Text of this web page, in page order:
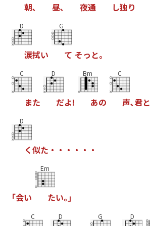
朝､ 昼､ 夜通 し独り
D
涙拭い
G
て そっ と｡
C
また
D
だよ!
Bm
あの
C
声､君と
D
く似た ・ ・ ・ ・ ・ ・
｢会い
Em
たい｡ ｣
C D G D